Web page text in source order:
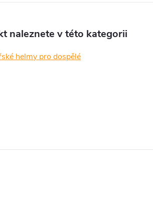
naleznete v této kategorii
helmy pro dospělé